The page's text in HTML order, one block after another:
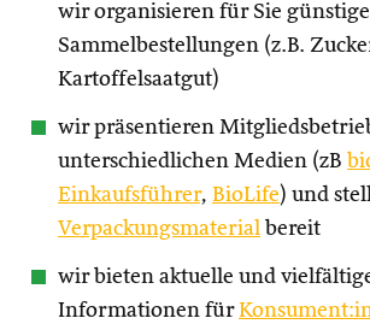
wir organisieren für Sie günstige
Sammelbestellungen (z.B.
Kartoffelsaatgut)
wir präsentieren
unterschiedlichen Medien (zB
Einkaufsführer, BioLife) und
Verpackungsmaterial bereit
wir bieten aktuelle und
Informationen für